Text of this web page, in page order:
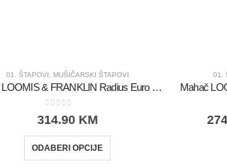
01. ŠTAPOVI MUŠIČARSKI ŠTAPOVI
Mahač LOOMIS & FRANKLIN Radius Euro Nymph
0 out of 5
314.90 KM
ODABERI OPCIJE
01.
Mahač